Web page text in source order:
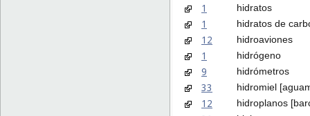
1 hidratos
1 hidratos de
12 hidroaviones
1 hidrógeno
9 hidrómetros
33 hidromiel
12 hidroplanos